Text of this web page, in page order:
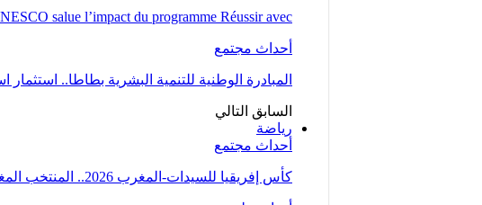
salue l’impact du programme Réussir avec…
أحداث مجتمع
المبادرة الوطنية للتنمية البشرية بطاطا..
السابق التالي
رياضة
أحداث مجتمع
كأس إفريقيا للسيدات-المغرب 2026.. المنتخب المغربي يتأهل إلى ربع النهائي عقب تعادله مع…